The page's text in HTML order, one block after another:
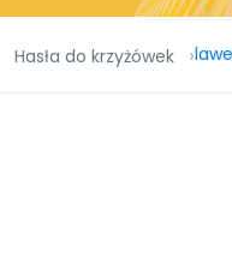
Hasła do krzyżówek